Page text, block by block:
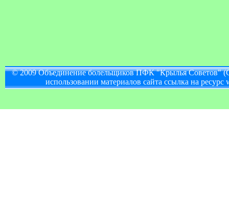
© 2009 Объединение болельщиков ПФК "Крылья
использовании материалов сайта ссылка на ресурс